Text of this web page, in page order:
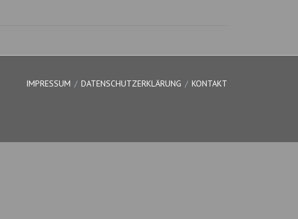
IMPRESSUM DATENSCHUTZERKLÄRUNG KONTAKT